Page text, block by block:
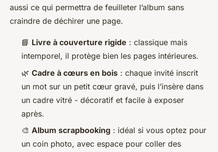
aussi ce qui permettra de feuilleter l’album sans
craindre de déchirer une page.
📘 Livre à couverture rigide : classique mais
intemporel, il protège bien les pages intérieures.
🌿 Cadre à cœurs en bois : chaque invité inscrit
un mot sur un petit cœur gravé, puis l’insère dans
un cadre vitré - décoratif et facile à exposer
après.
🎨 Album scrapbooking : idéal si vous optez pour
un coin photo, avec espace pour coller des